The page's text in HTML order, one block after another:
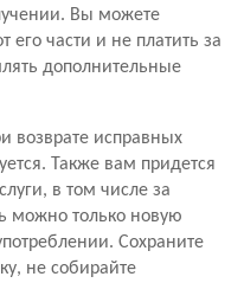
Вы можете
его части и не платить за
дополнительные
возврате исправных
Также вам придется
в том числе за
можно только новую
Сохраните
не собирайте